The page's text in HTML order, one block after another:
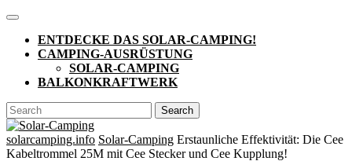
Skip
content
Open
ButtonENTDECKE DAS SOLAR-CAMPING!
CAMPING-AUSRÜSTUNG
SOLAR-CAMPING
BALKONKRAFTWERK
CLOSE
BUTTON
Search
for:
solarcamping.info Solar-Camping Erstaunliche Effektivität: Die Cee
Kabeltrommel 25M mit Cee Stecker und Cee Kupplung!